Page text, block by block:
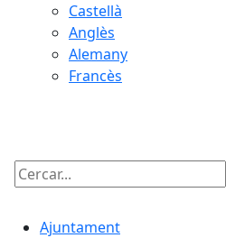
Castellà
Anglès
Alemany
Francès
Cercar:
Ajuntament